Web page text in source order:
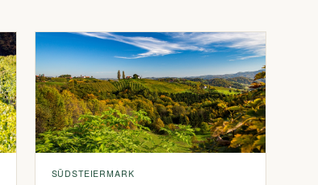
SÜDSTEIERMARK